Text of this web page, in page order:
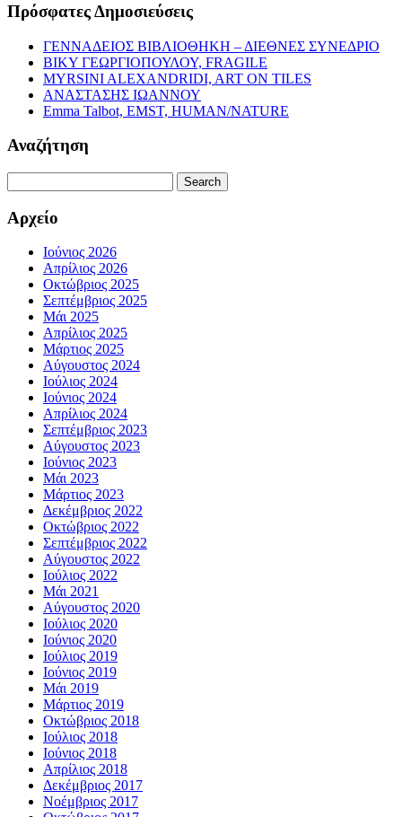
Πρόσφατες Δημοσιεύσεις
ΓΕΝΝΑΔΕΙΟΣ ΒΙΒΛΙΟΘΗΚΗ – ΔΙΕΘΝΕΣ ΣΥΝΕΔΡΙΟ
ΒΙΚΥ ΓΕΩΡΓΙΟΠΟΥΛΟΥ, FRAGILE
MYRSINI ALEXANDRIDI, ART ON TILES
ΑΝΑΣΤΑΣΗΣ ΙΩΑΝΝΟΥ
Emma Talbot, EMST, HUMAN/NATURE
Αναζήτηση
for:
Αρχείο
Ιούνιος 2026
Απρίλιος 2026
Οκτώβριος 2025
Σεπτέμβριος 2025
Μάι 2025
Απρίλιος 2025
Μάρτιος 2025
Αύγουστος 2024
Ιούλιος 2024
Ιούνιος 2024
Απρίλιος 2024
Σεπτέμβριος 2023
Αύγουστος 2023
Ιούνιος 2023
Μάι 2023
Μάρτιος 2023
Δεκέμβριος 2022
Οκτώβριος 2022
Σεπτέμβριος 2022
Αύγουστος 2022
Ιούλιος 2022
Μάι 2021
Αύγουστος 2020
Ιούλιος 2020
Ιούνιος 2020
Ιούλιος 2019
Ιούνιος 2019
Μάι 2019
Μάρτιος 2019
Οκτώβριος 2018
Ιούλιος 2018
Ιούνιος 2018
Απρίλιος 2018
Δεκέμβριος 2017
Νοέμβριος 2017